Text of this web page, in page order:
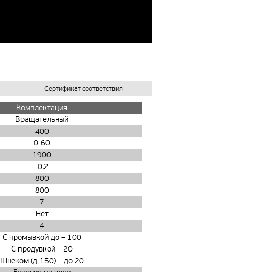
Сертификат соответствия
Комплектация
Вращательный
400
0-60
1900
0,2
800
800
7
Нет
4
С промывкой до – 100
С продувкой – 20
Шнеком (д-150) – до 20